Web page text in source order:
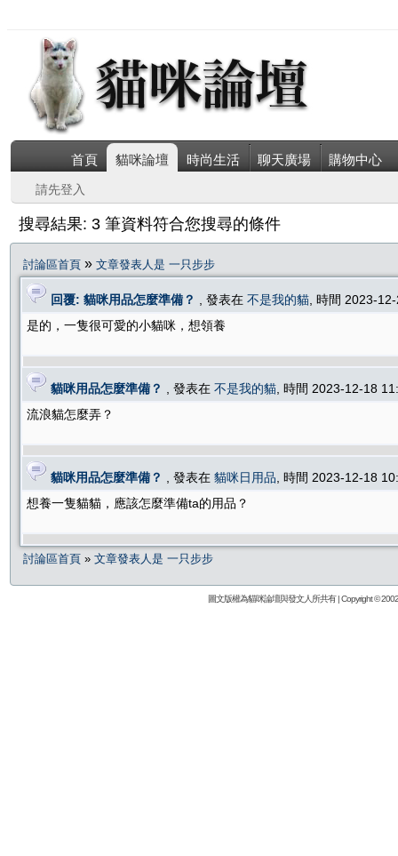
首頁 貓咪論壇 時尚生活 聊天廣場 購物中心
請先登入
搜尋結果: 3 筆資料符合您搜尋的條件
討論區首頁 » 文章發表人是 一只步步
回覆: 貓咪用品怎麼準備？ , 發表在 不是我的貓 , 時間 2023-
是的，一隻很可愛的小貓咪，想領養
貓咪用品怎麼準備？ , 發表在 不是我的貓 , 時間 2023-12-18
流浪貓怎麼弄？
貓咪用品怎麼準備？ , 發表在 貓咪日用品 , 時間 2023-12-18
想養一隻貓貓，應該怎麼準備ta的用品？
討論區首頁 » 文章發表人是 一只步步
圖文版權為貓咪論壇與發文人所共有 | Copyright ©